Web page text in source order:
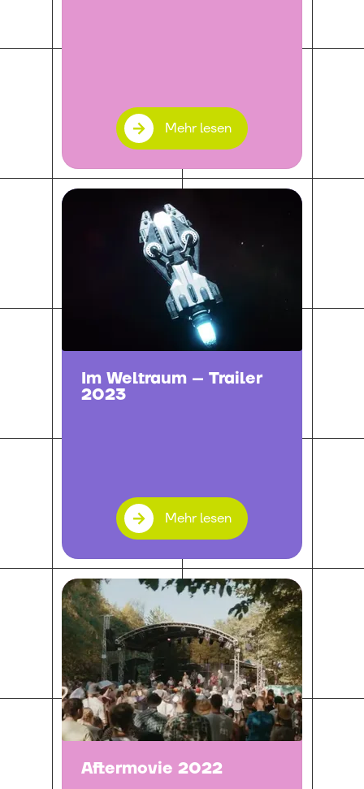
Mehr lesen
Im Weltraum – Trailer
2023
Mehr lesen
Aftermovie 2022